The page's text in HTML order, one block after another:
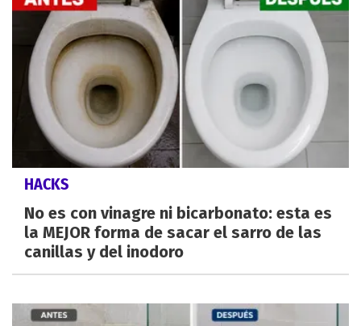
HACKS
No es con vinagre ni bicarbonato: esta es
la MEJOR forma de sacar el sarro de las
canillas y del inodoro